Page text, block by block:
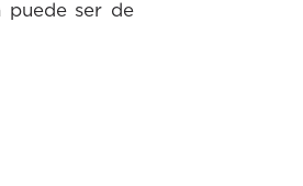
puede ser de